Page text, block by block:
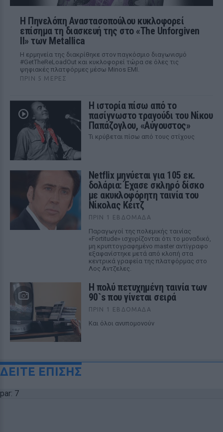
Η Πηνελόπη Αναστασοπούλου κυκλοφορεί
επίσημα τη διασκευή της στο «The Unforgiven
II» των Metallica
Η ερμηνεία της διακρίθηκε στον παγκόσμιο διαγωνισμό
#GetTheReLoadOut και κυκλοφορεί τώρα σε όλες τις
ψηφιακές πλατφόρμες μέσω Minos EMI.
ΠΡΙΝ 5 ΜΈΡΕΣ
Η ιστορία πίσω από το
πασίγνωστο τραγούδι του Νίκου
Παπάζογλου, «Αύγουστος»
Τι κρύβεται πίσω από τους στίχους
Netflix μηνύεται για 105 εκ.
δολάρια: Έχασε σκληρό δίσκο
με ακυκλοφόρητη ταινία του
Νίκολας Κέιτζ
ΠΡΙΝ 1 ΕΒΔΟΜΆΔΑ
Παραγωγοί της πολεμικής ταινίας
«Fortitude» ισχυρίζονται ότι το μοναδικό,
μη κρυπτογραφημένο master αντίγραφο
εξαφανίστηκε μετά από κλοπή στα
κεντρικά γραφεία της πλατφόρμας στο
Λος Αντζελες.
Η πολύ πετυχημένη ταινία των
90`s που γίνεται σειρά
ΠΡΙΝ 1 ΕΒΔΟΜΆΔΑ
Και όλοι ανυπομονούν
ΔΕΙΤΕ ΕΠΙΣΗΣ
par: 7